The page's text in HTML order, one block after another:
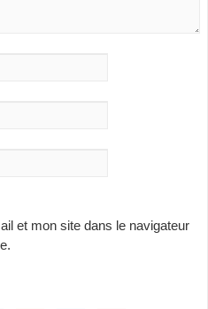
et mon site dans le navigateur